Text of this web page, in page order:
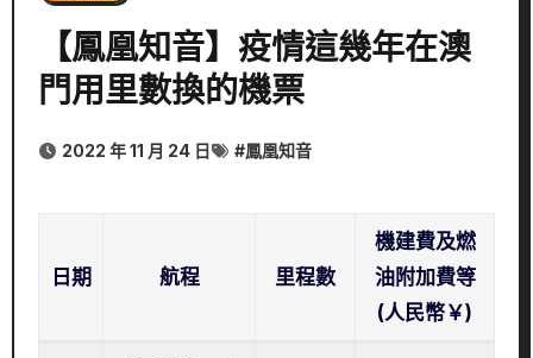
【鳳凰知音】疫情這幾年在澳
門用里數換的機票
2022 年 11 月 24 日 #鳳凰知音
日期 航程 里程數
機建費及燃
油附加費等
(人民幣￥)